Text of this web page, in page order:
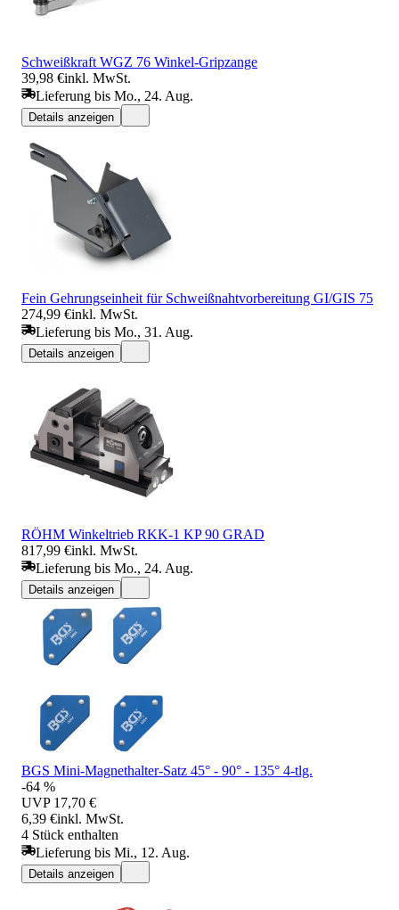
Schweißkraft WGZ 76 Winkel-Gripzange
39,98 €inkl. MwSt.
Lieferung bis Mo., 24. Aug.
Details anzeigen
Fein Gehrungseinheit für Schweißnahtvorbereitung GI/GIS 75
274,99 €inkl. MwSt.
Lieferung bis Mo., 31. Aug.
Details anzeigen
RÖHM Winkeltrieb RKK-1 KP 90 GRAD
817,99 €inkl. MwSt.
Lieferung bis Mo., 24. Aug.
Details anzeigen
BGS Mini-Magnethalter-Satz 45° - 90° - 135° 4-tlg.
-64 %
UVP 17,70 €
6,39 €inkl. MwSt.
4 Stück enthalten
Lieferung bis Mi., 12. Aug.
Details anzeigen